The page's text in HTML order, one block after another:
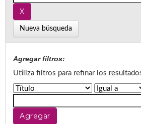
Nueva búsqueda
Agregar filtros:
Utiliza filtros para refinar los